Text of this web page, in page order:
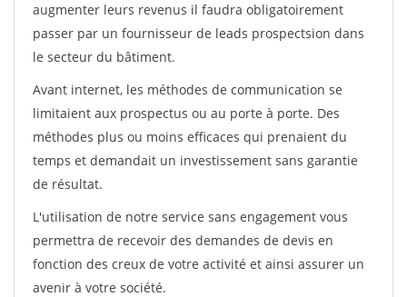
augmenter leurs revenus il faudra obligatoirement
passer par un fournisseur de leads prospectsion dans
le secteur du bâtiment.
Avant internet, les méthodes de communication se
limitaient aux prospectus ou au porte à porte. Des
méthodes plus ou moins efficaces qui prenaient du
temps et demandait un investissement sans garantie
de résultat.
L'utilisation de notre service sans engagement vous
permettra de recevoir des demandes de devis en
fonction des creux de votre activité et ainsi assurer un
avenir à votre société.